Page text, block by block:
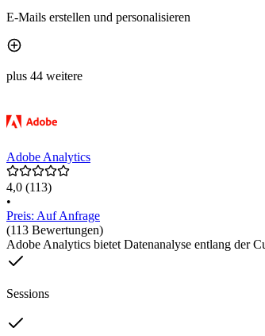
E-Mails erstellen und personalisieren
plus 44 weitere
Adobe Analytics
4,0 (113)
•
Preis: Auf Anfrage
(113 Bewertungen)
Adobe Analytics bietet Datenanalyse entlang der
Sessions